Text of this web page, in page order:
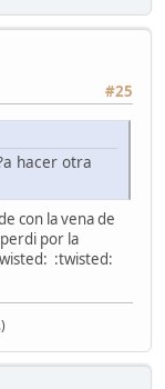
#25
hacer otra
con la vena de
por la
:twisted: